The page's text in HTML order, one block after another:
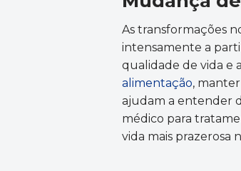
As transformações
intensamente a
qualidade de vida e
alimentação,
ajudam a entender
médico para
vida mais prazerosa